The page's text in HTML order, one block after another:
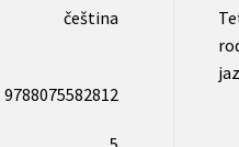
čeština
9788075582812